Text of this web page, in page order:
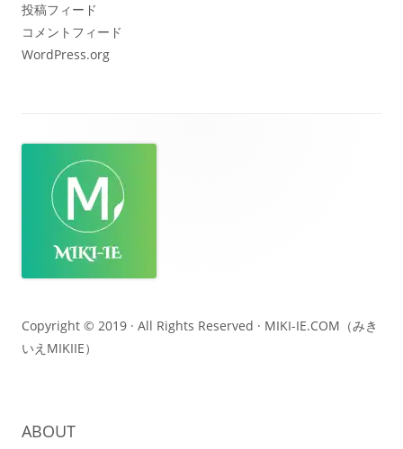
投稿フィード
コメントフィード
WordPress.org
テ
ン
Copyright © 2019 · All Rights Reserved · MIKI-IE.COM（みき
いえMIKIIE）
ABOUT